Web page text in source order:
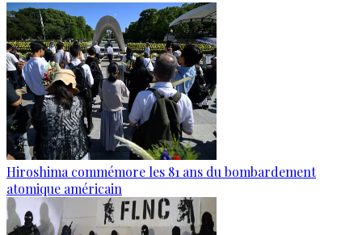
Hiroshima commémore les 81 ans du bombardement
atomique américain